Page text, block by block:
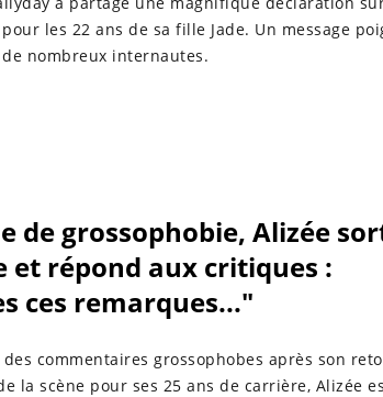
les 22 ans de sa fille Jade. Un message
nombreux internautes.
de grossophobie, Alizée
et répond aux critiques :
ces remarques..."
commentaires grossophobes après son
la scène pour ses 25 ans de carrière, Alizée